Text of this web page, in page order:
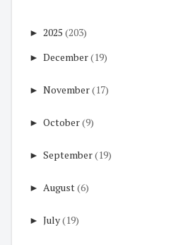
► 2025 (203)
► December(19)
► November(17)
► October(9)
► September(19)
► August(6)
► July(19)